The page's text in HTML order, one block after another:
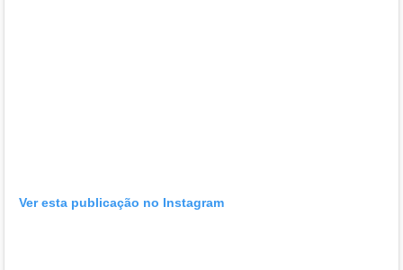
Ver esta publicação no Instagram